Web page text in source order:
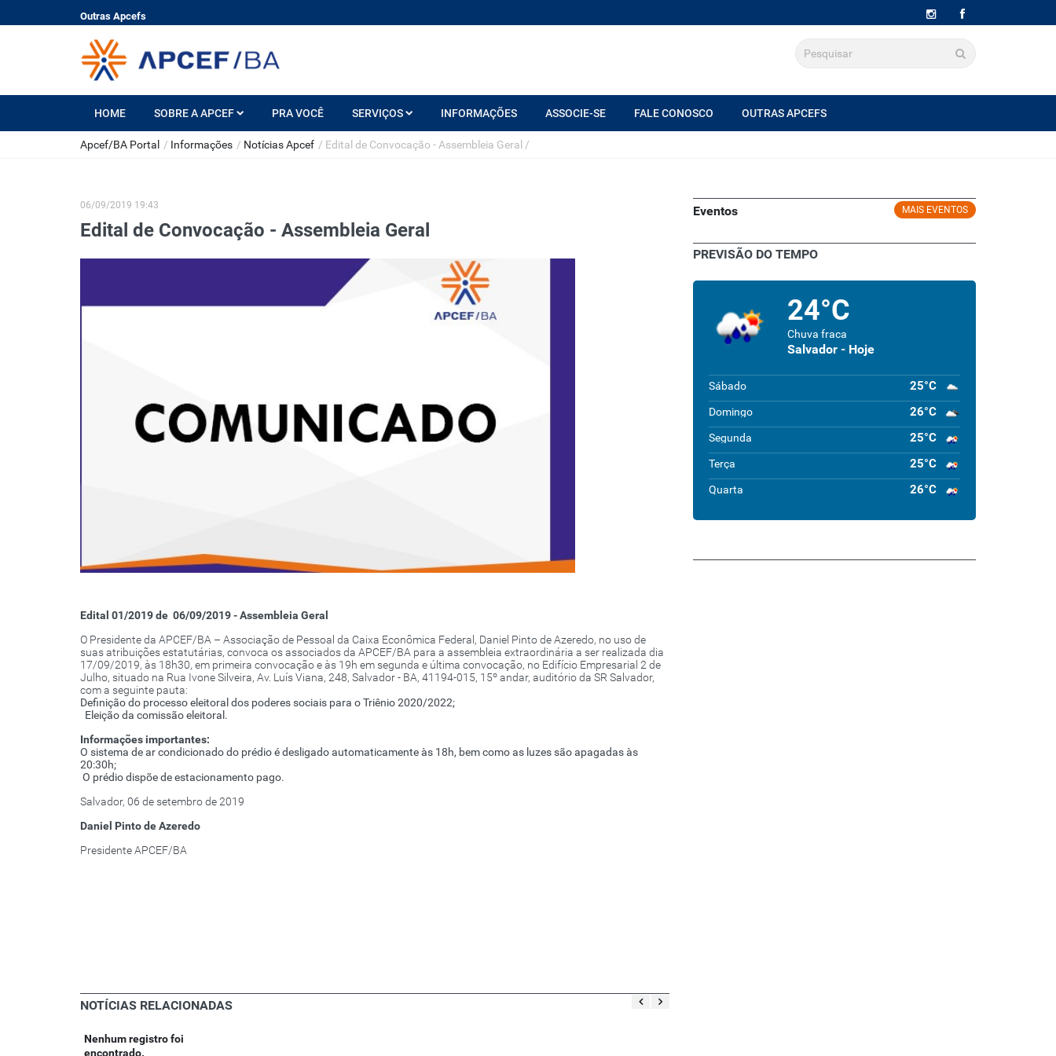
Outras Apcefs
HOME SOBRE A APCEF PRA VOCÊ SERVIÇOS INFORMAÇÕES ASSOCIE-SE FALE CONOSCO OUTRAS APCEFS
Apcef/BA Portal / Informações / Notícias Apcef / Edital de Convocação - Assembleia Geral /
06/09/2019 19:43
Edital de Convocação - Assembleia Geral
Edital 01/2019 de 06/09/2019 - Assembleia Geral
O Presidente da APCEF/BA – Associação de Pessoal da Caixa Econômica Federal, Daniel Pinto de Azeredo, no uso de
suas atribuições estatutárias, convoca os associados da APCEF/BA para a assembleia extraordinária a ser realizada dia
17/09/2019, às 18h30, em primeira convocação e às 19h em segunda e última convocação, no Edifício Empresarial 2 de
Julho, situado na Rua Ivone Silveira, Av. Luís Viana, 248, Salvador - BA, 41194-015, 15º andar, auditório da SR Salvador,
com a seguinte pauta:
Definição do processo eleitoral dos poderes sociais para o Triênio 2020/2022;
Eleição da comissão eleitoral.
Informações importantes:
O sistema de ar condicionado do prédio é desligado automaticamente às 18h, bem como as luzes são apagadas às
20:30h;
O prédio dispõe de estacionamento pago.
Salvador, 06 de setembro de 2019
Daniel Pinto de Azeredo
Presidente APCEF/BA
NOTÍCIAS RELACIONADAS
Nenhum registro foi
encontrado.
MAIS EVENTOS
Eventos
PREVISÃO DO TEMPO
24°C
Chuva fraca
Salvador - Hoje
Sábado 25°C
Domingo 26°C
Segunda 25°C
Terça 25°C
Quarta 26°C